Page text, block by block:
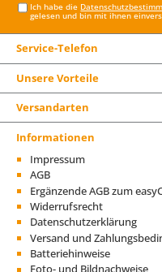
Ich habe die
gelesen und bin mit ihnen
Service-Telefon
Unsere Vorteile
Versandarten
Informationen
Impressum
AGB
Ergänzende AGB zum
Widerrufsrecht
Datenschutzerklärung
Versand und
Batteriehinweise